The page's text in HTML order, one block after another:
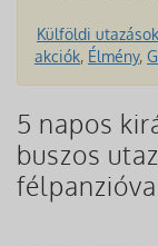
Külföldi utazások
akciók, Élmény,
5 napos
buszos